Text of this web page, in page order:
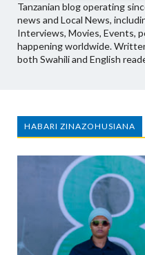
Tanzanian blog operating
news and Local News,
Interviews, Movies, Events,
happening worldwide.
both Swahili and English
HABARI ZINAZOHUSIANA